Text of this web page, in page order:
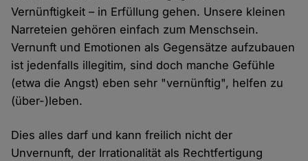
Vernünftigkeit – in Erfüllung gehen. Unsere kleinen
Narreteien gehören einfach zum Menschsein.
Vernunft und Emotionen als Gegensätze aufzubauen
ist jedenfalls illegitim, sind doch manche Gefühle
(etwa die Angst) eben sehr "vernünftig", helfen zu
(über-)leben.
Dies alles darf und kann freilich nicht der
Unvernunft, der Irrationalität als Rechtfertigung